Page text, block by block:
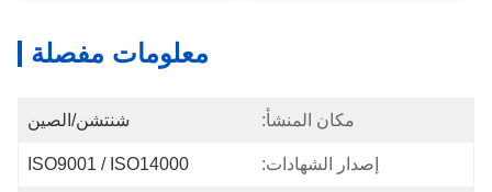
معلومات مفصلة
مكان المنشأ: شنتشن/الصين
إصدار الشهادات: ISO9001 / ISO14000